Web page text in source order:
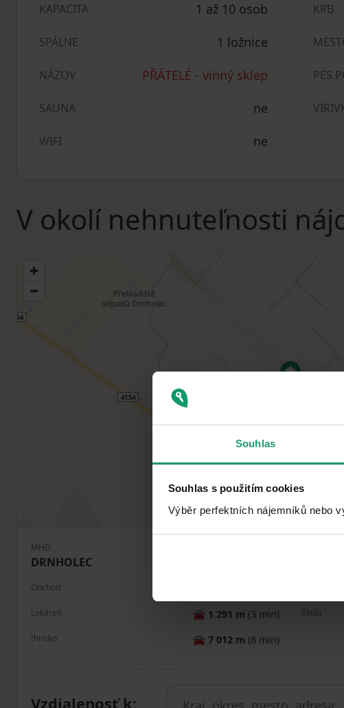
Souhlas
Souhlas s použitím cookies
Výběr perfektních nájemníků nebo
KAPACITA 1 až 10 osob
SPÁLNE 1 ložnice
NÁZOV PŘÁTELÉ - vinný sklep
SAUNA ne
WIFI ne
KRB
PES
V okolí nehnuteľnosti
MHD
DRNHOLEC
Obchod
Lekáreň 🚘 1 291 m (3 min) Škola
Ihrisko 🚘 7 012 m (8 min)
Vzdialenosť k: